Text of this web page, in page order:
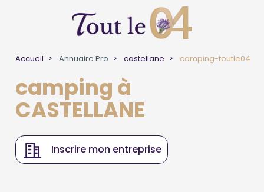
Accueil Annuaire Pro castellane camping-toutle04
camping à
CASTELLANE
Inscrire mon entreprise